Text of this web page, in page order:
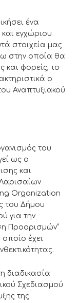
ένα
εγχώριου
στοιχεία μας
στην οποία θα
και φορείς, το
ο
Αναπτυξιακού
του
ως ο
και
Organization
του Δήμου
για την
Προορισμών”
οποίο έχει
διαδικασία
Σχεδιασμού
της